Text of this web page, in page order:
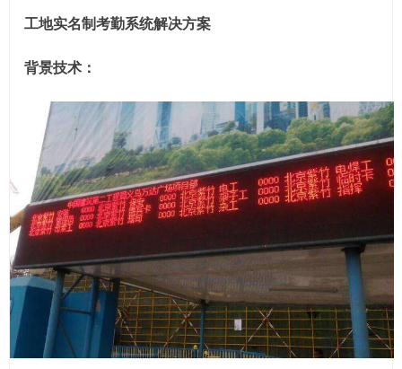
工地实名制考勤系统解决方案
背景技术：